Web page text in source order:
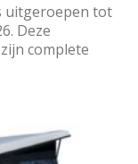
uitgeroepen tot
Deze
complete